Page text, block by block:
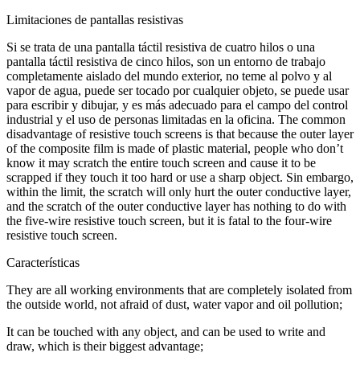
Limitaciones de pantallas resistivas
Si se trata de una pantalla táctil resistiva de cuatro hilos o una
pantalla táctil resistiva de cinco hilos, son un entorno de trabajo
completamente aislado del mundo exterior, no teme al polvo y al
vapor de agua, puede ser tocado por cualquier objeto, se puede usar
para escribir y dibujar, y es más adecuado para el campo del control
industrial y el uso de personas limitadas en la oficina. The common
disadvantage of resistive touch screens is that because the outer layer
of the composite film is made of plastic material, people who don’t
know it may scratch the entire touch screen and cause it to be
scrapped if they touch it too hard or use a sharp object. Sin embargo,
within the limit, the scratch will only hurt the outer conductive layer,
and the scratch of the outer conductive layer has nothing to do with
the five-wire resistive touch screen, but it is fatal to the four-wire
resistive touch screen.
Características
They are all working environments that are completely isolated from
the outside world, not afraid of dust, water vapor and oil pollution;
It can be touched with any object, and can be used to write and
draw, which is their biggest advantage;